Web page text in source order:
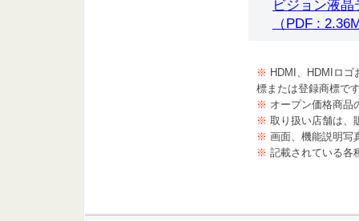
ビジョン液
（PDF :
※ HDMI、HDMIロ
標または登録商標で
※ オープン価格商品
※ 取り扱い店舗は、
※ 画面、機能説明写
※ 記載されている各